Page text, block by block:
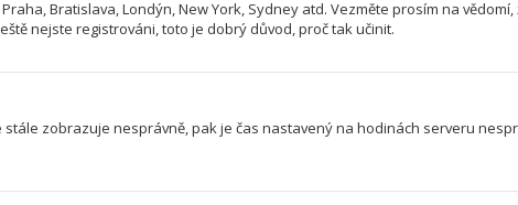
Bratislava, Londýn, New York, Sydney atd. Vezměte prosím na
nejste registrováni, toto je dobrý důvod, proč tak učinit.
zobrazuje nesprávně, pak je čas nastavený na hodinách serveru